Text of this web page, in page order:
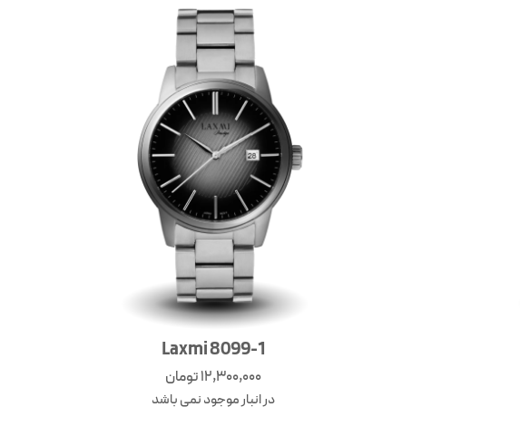
Laxmi 8099-1
12,300,000تومان
در انبار موجود نمی باشد